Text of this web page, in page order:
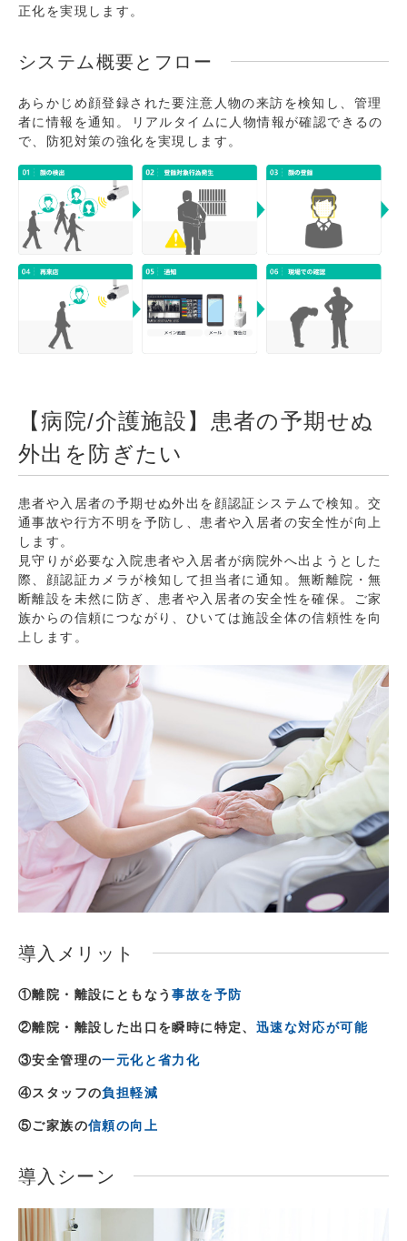
正化を実現します。
システム概要とフロー
あらかじめ顔登録された要注意人物の来訪を検知し、管理
者に情報を通知。 リアルタイムに人物情報が確認できるの
で、防犯対策の強化を実現します。
【病院/介護施設】患者の予期せぬ
外出を防ぎたい
患者や入居者の予期せぬ外出を顔認証システムで検知。交
通事故や行方不明を予防し、患者や入居者の安全性が向上
します。
見守りが必要な入院患者や入居者が病院外へ出ようとした
際、顔認証カメラが検知して担当者に通知。無断離院・無
断離設を未然に防ぎ、患者や入居者の安全性を確保。ご家
族からの信頼につながり、ひいては施設全体の信頼性を向
上します。
導入メリット
①離院・離設にともなう事故を予防
②離院・離設した出口を瞬時に特定、 迅速な対応が可能
③安全管理の一元化と省力化
④スタッフの負担軽減
⑤ご家族の信頼の向上
導入シーン